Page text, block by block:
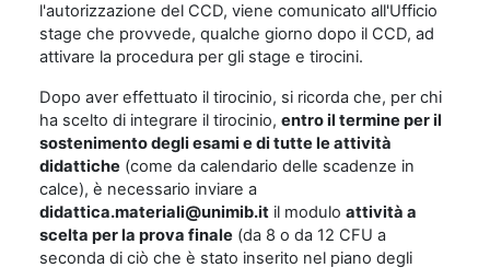
l'autorizzazione del CCD, viene comunicato all'Ufficio
stage che provvede, qualche giorno dopo il CCD, ad
attivare la procedura per gli stage e tirocini.
Dopo aver effettuato il tirocinio, si ricorda che, per chi
ha scelto di integrare il tirocinio, entro il termine per il
sostenimento degli esami e di tutte le attività
didattiche (come da calendario delle scadenze in
calce), è necessario inviare a
didattica.materiali@unimib.it il modulo attività a
scelta per la prova finale (da 8 o da 12 CFU a
seconda di ciò che è stato inserito nel piano degli